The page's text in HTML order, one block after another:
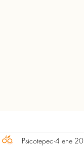
Psicotepec 4 ene